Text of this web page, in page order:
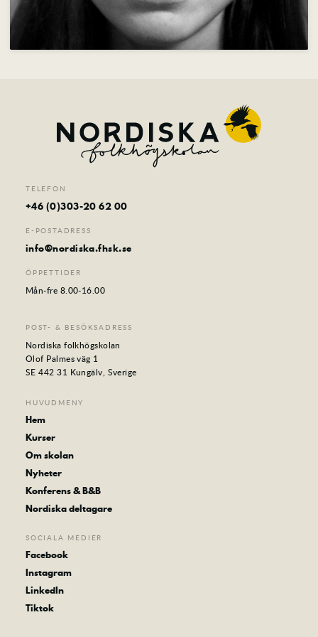
TELEFON
+46 (0)303-20 62 00
E-POSTADRESS
info@nordiska.fhsk.se
ÖPPETTIDER
Mån-fre 8.00-16.00
POST- & BESÖKSADRESS
Nordiska folkhögskolan
Olof Palmes väg 1
SE 442 31 Kungälv, Sverige
HUVUDMENY
Hem
Kurser
Om skolan
Nyheter
Konferens & B&B
Nordiska deltagare
SOCIALA MEDIER
Facebook
Instagram
LinkedIn
Tiktok